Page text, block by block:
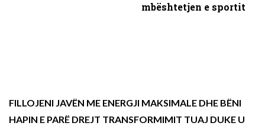
mbështetjen e sportit
FILLOJENI JAVËN ME ENERGJI MAKSIMALE DHE BËNI
HAPIN E PARË DREJT TRANSFORMIMIT TUAJ DUKE U